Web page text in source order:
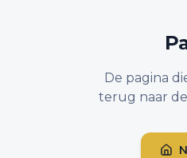
De pagina
terug naar